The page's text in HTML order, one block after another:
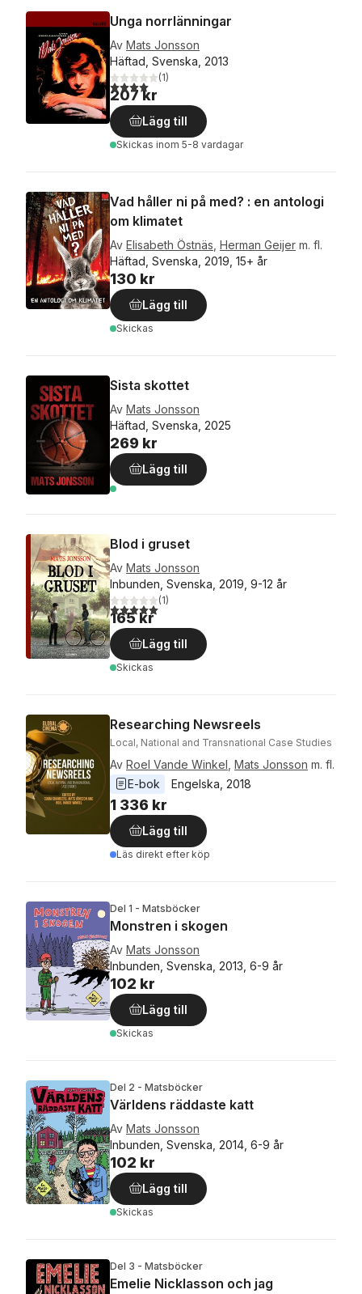
Unga norrlänningar
Av Mats Jonsson
Häftad, Svenska, 2013
4,0utav 5 stjärnor. Totalt antal röster:
(1)
207 kr
Lägg till
Skickas inom 5-8 vardagar
Vad håller ni på med? : en antologi
om klimatet
Av Elisabeth Östnäs Herman Geijer m. fl.
Häftad, Svenska, 2019, 15+ år
130 kr
Lägg till
Skickas
Sista skottet
Av Mats Jonsson
Häftad, Svenska, 2025
269 kr
Lägg till
Blod i gruset
Av Mats Jonsson
Inbunden, Svenska, 2019, 9-12 år
5,0utav 5 stjärnor. Totalt antal röster:
(1)
165 kr
Lägg till
Skickas
Researching Newsreels
Local, National and Transnational Case Studies
Av Roel Vande Winkel Mats Jonsson m. fl.
E-bok
Engelska 2018
1 336 kr
Lägg till
Läs direkt efter köp
Del 1 - Matsböcker
Monstren i skogen
Av Mats Jonsson
Inbunden, Svenska, 2013, 6-9 år
102 kr
Lägg till
Skickas
Del 2 - Matsböcker
Världens räddaste katt
Av Mats Jonsson
Inbunden, Svenska, 2014, 6-9 år
102 kr
Lägg till
Skickas
Del 3 - Matsböcker
Emelie Nicklasson och jag